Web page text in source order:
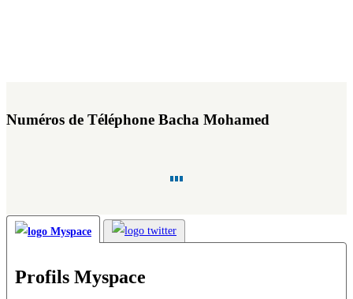
Numéros de Téléphone Bacha Mohamed
Profils Myspace